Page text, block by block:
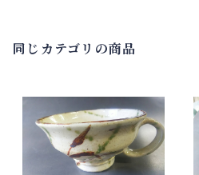
同じカテゴリの商品